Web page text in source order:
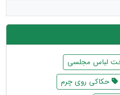
لباس مجلسی
حکاکی روی چرم